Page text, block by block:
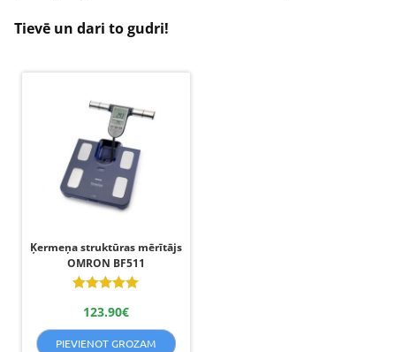
Tievē un dari to gudri!
Ķermeņa struktūras mērītājs
OMRON BF511
ar
no 5
123.90€
PIEVIENOT GROZAM